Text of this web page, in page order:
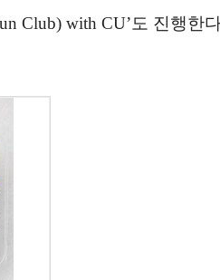
Club) with CU’도 진행한